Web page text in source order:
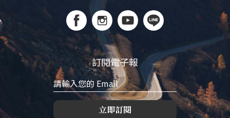
訂閱電子報
立即訂閱